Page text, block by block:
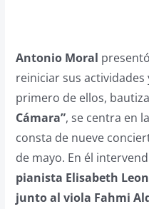
Antonio Moral
reiniciar sus
primero de ellos,
Cámara”, se centra en
consta de nueve
de mayo. En él
pianista Elisabeth
junto al viola Fahmi